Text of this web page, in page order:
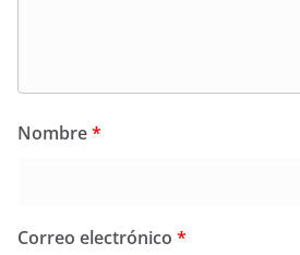
Nombre*
Correo electrónico *